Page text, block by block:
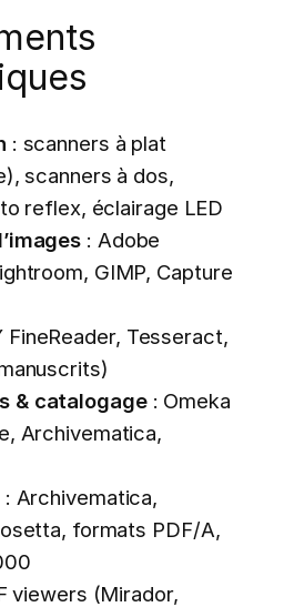
: scanners à plat
scanners à dos,
reflex, éclairage LED
: Adobe
GIMP, Capture
FineReader, Tesseract,
& catalogage: Omeka
Archivematica,
: Archivematica,
formats PDF/A,
viewers (Mirador,